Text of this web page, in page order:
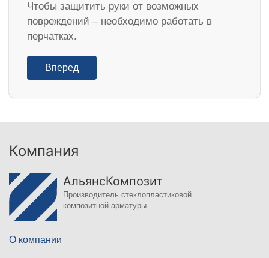
Чтобы защитить руки от возможных
повреждений – необходимо работать в
перчатках.
Вперед
Компания
АльянсКомпозит
Производитель стеклопластиковой
композитной арматуры
О компании